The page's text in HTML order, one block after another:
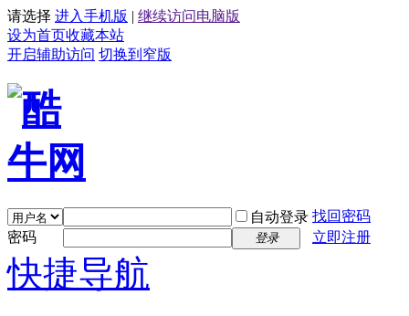
请选择 进入手机版 | 继续访问电脑版
设为首页收藏本站
开启辅助访问 切换到窄版
自动登录 找回密码
密码
登录 立即注册
快捷导航